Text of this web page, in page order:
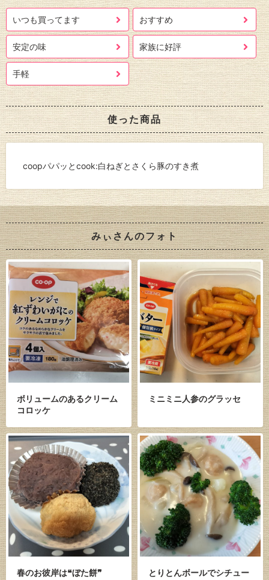
いつも買ってます おすすめ
安定の味 家族に好評
手軽
使った商品
coopパパッとcook:白ねぎとさくら豚のすき煮
みぃさんのフォト
ボリュームのあるクリーム
コロッケ
ミニミニ人参のグラッセ
春のお彼岸は❝ぼた餅❞ とりとんボールでシチュー